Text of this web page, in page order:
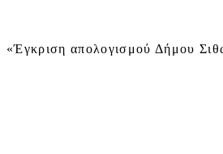
«Έγκριση απολογισμού Δήμου